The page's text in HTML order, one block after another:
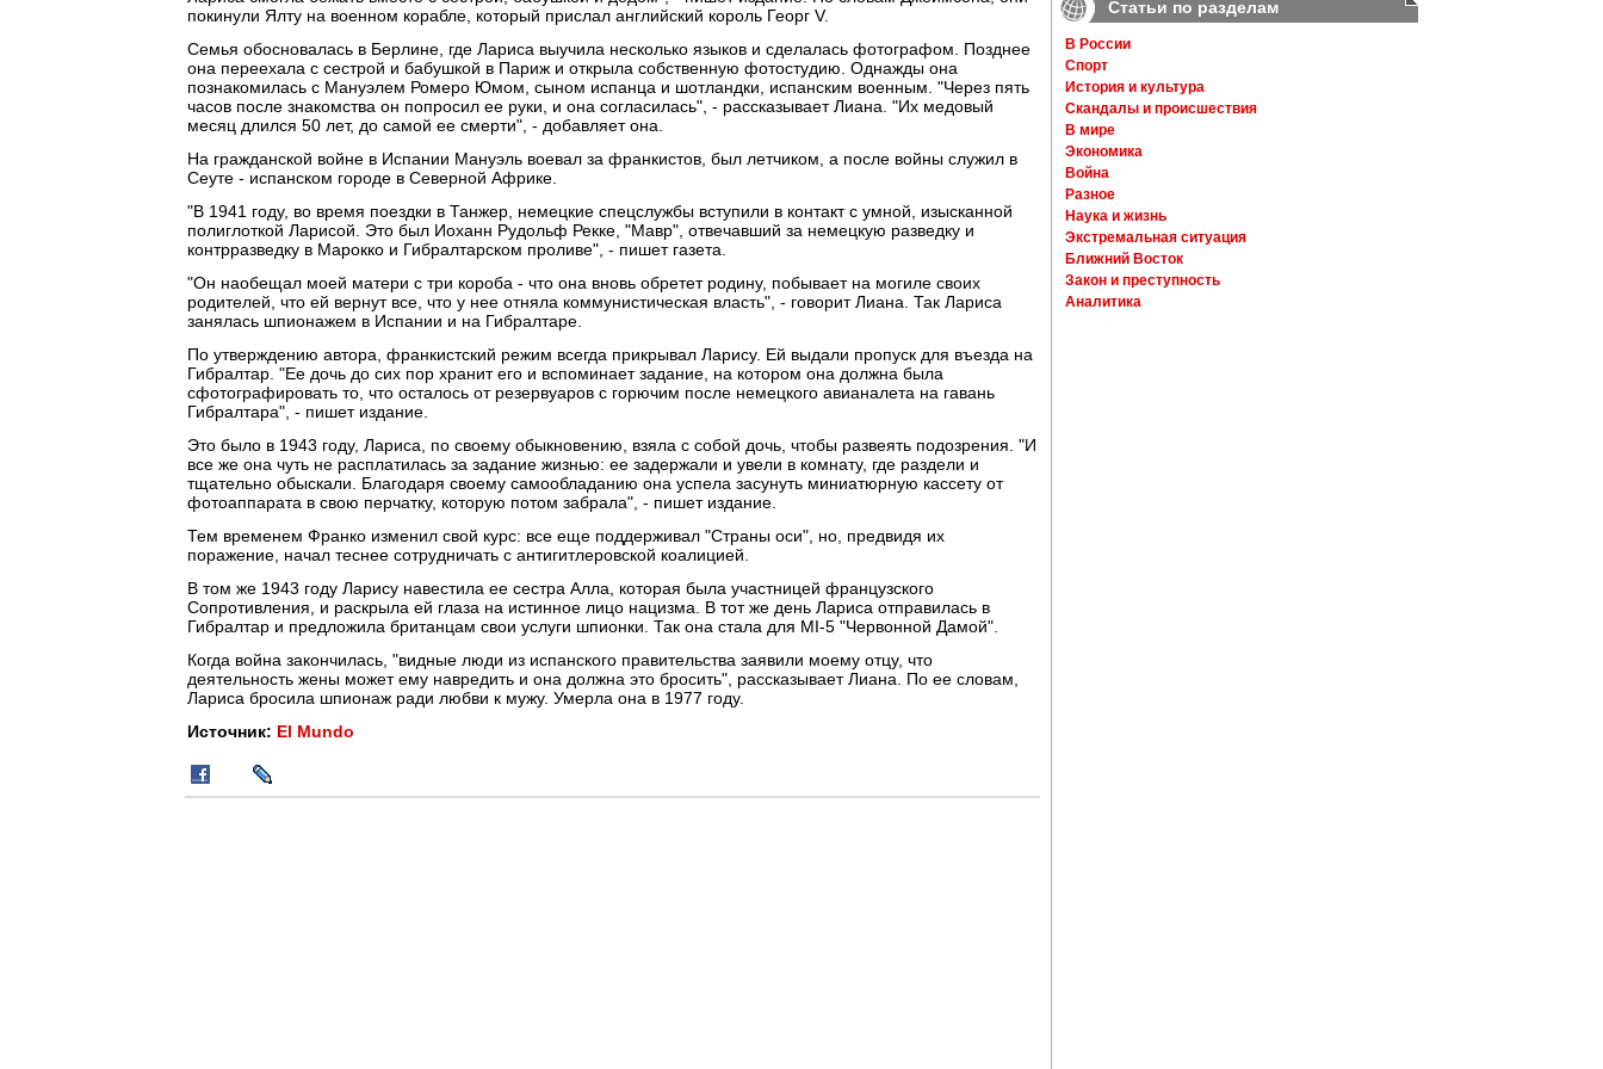
покинули Ялту на военном корабле, который прислал английский король Георг V.
Семья обосновалась в Берлине, где Лариса выучила несколько языков и сделалась фотографом. Позднее
она переехала с сестрой и бабушкой в Париж и открыла собственную фотостудию. Однажды она
познакомилась с Мануэлем Ромеро Юмом, сыном испанца и шотландки, испанским военным. "Через пять
часов после знакомства он попросил ее руки, и она согласилась", - рассказывает Лиана. "Их медовый
месяц длился 50 лет, до самой ее смерти", - добавляет она.
На гражданской войне в Испании Мануэль воевал за франкистов, был летчиком, а после войны служил в
Сеуте - испанском городе в Северной Африке.
"В 1941 году, во время поездки в Танжер, немецкие спецслужбы вступили в контакт с умной, изысканной
полиглоткой Ларисой. Это был Иоханн Рудольф Рекке, "Мавр", отвечавший за немецкую разведку и
контрразведку в Марокко и Гибралтарском проливе", - пишет газета.
"Он наобещал моей матери с три короба - что она вновь обретет родину, побывает на могиле своих
родителей, что ей вернут все, что у нее отняла коммунистическая власть", - говорит Лиана. Так Лариса
занялась шпионажем в Испании и на Гибралтаре.
По утверждению автора, франкистский режим всегда прикрывал Ларису. Ей выдали пропуск для въезда на
Гибралтар. "Ее дочь до сих пор хранит его и вспоминает задание, на котором она должна была
сфотографировать то, что осталось от резервуаров с горючим после немецкого авианалета на гавань
Гибралтара", - пишет издание.
Это было в 1943 году, Лариса, по своему обыкновению, взяла с собой дочь, чтобы развеять подозрения. "И
все же она чуть не расплатилась за задание жизнью: ее задержали и увели в комнату, где раздели и
тщательно обыскали. Благодаря своему самообладанию она успела засунуть миниатюрную кассету от
фотоаппарата в свою перчатку, которую потом забрала", - пишет издание.
Тем временем Франко изменил свой курс: все еще поддерживал "Страны оси", но, предвидя их
поражение, начал теснее сотрудничать с антигитлеровской коалицией.
В том же 1943 году Ларису навестила ее сестра Алла, которая была участницей французского
Сопротивления, и раскрыла ей глаза на истинное лицо нацизма. В тот же день Лариса отправилась в
Гибралтар и предложила британцам свои услуги шпионки. Так она стала для MI-5 "Червонной Дамой".
Когда война закончилась, "видные люди из испанского правительства заявили моему отцу, что
деятельность жены может ему навредить и она должна это бросить", рассказывает Лиана. По ее словам,
Лариса бросила шпионаж ради любви к мужу. Умерла она в 1977 году.
Источник: El Mundo
Статьи по разделам
В России
Спорт
История и культура
Скандалы и происшествия
В мире
Экономика
Война
Разное
Наука и жизнь
Экстремальная ситуация
Ближний Восток
Закон и преступность
Аналитика